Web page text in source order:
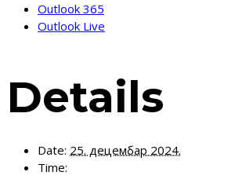
Outlook 365
Outlook Live
Details
Date: 25. децембар 2024.
Time: